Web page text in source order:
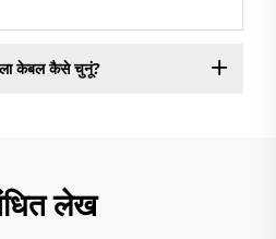
केबल कैसे चुनूं?
लेख